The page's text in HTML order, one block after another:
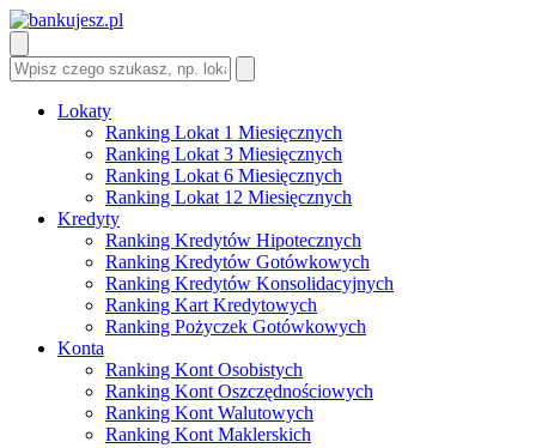
Lokaty
Ranking Lokat 1 Miesięcznych
Ranking Lokat 3 Miesięcznych
Ranking Lokat 6 Miesięcznych
Ranking Lokat 12 Miesięcznych
Kredyty
Ranking Kredytów Hipotecznych
Ranking Kredytów Gotówkowych
Ranking Kredytów Konsolidacyjnych
Ranking Kart Kredytowych
Ranking Pożyczek Gotówkowych
Konta
Ranking Kont Osobistych
Ranking Kont Oszczędnościowych
Ranking Kont Walutowych
Ranking Kont Maklerskich